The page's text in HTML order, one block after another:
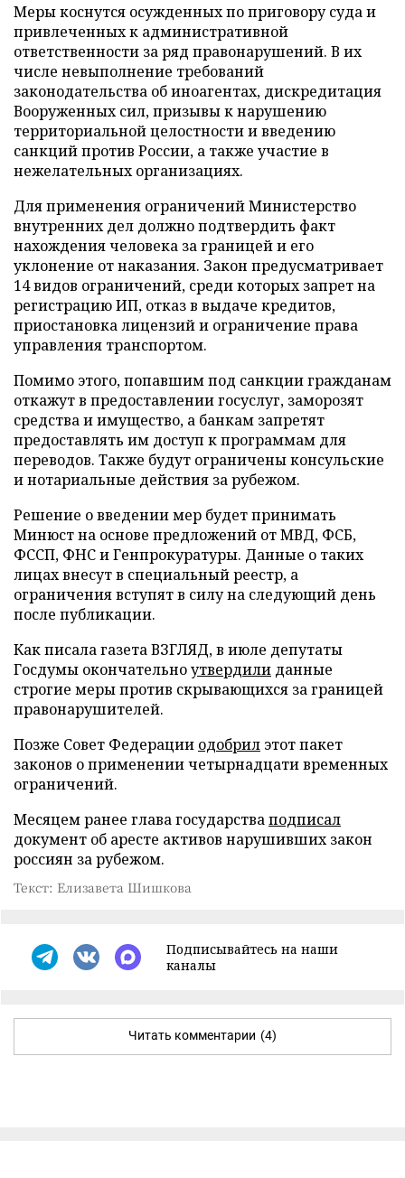
Меры коснутся осужденных по приговору суда и
привлеченных к административной
ответственности за ряд правонарушений. В их
числе невыполнение требований
законодательства об иноагентах, дискредитация
Вооруженных сил, призывы к нарушению
территориальной целостности и введению
санкций против России, а также участие в
нежелательных организациях.
Для применения ограничений Министерство
внутренних дел должно подтвердить факт
нахождения человека за границей и его
уклонение от наказания. Закон предусматривает
14 видов ограничений, среди которых запрет на
регистрацию ИП, отказ в выдаче кредитов,
приостановка лицензий и ограничение права
управления транспортом.
Помимо этого, попавшим под санкции гражданам
откажут в предоставлении госуслуг, заморозят
средства и имущество, а банкам запретят
предоставлять им доступ к программам для
переводов. Также будут ограничены консульские
и нотариальные действия за рубежом.
Решение о введении мер будет принимать
Минюст на основе предложений от МВД, ФСБ,
ФССП, ФНС и Генпрокуратуры. Данные о таких
лицах внесут в специальный реестр, а
ограничения вступят в силу на следующий день
после публикации.
Как писала газета ВЗГЛЯД, в июле депутаты
Госдумы окончательноутвердили данные
строгие меры против скрывающихся за границей
правонарушителей.
Позже Совет Федерации одобрил этот пакет
законов о применении четырнадцати временных
ограничений.
Месяцем ранее глава государстваподписал
документ об аресте активов нарушивших закон
россиян за рубежом.
Текст: Елизавета Шишкова
Подписывайтесь на наши
каналы
Читать комментарии (4)